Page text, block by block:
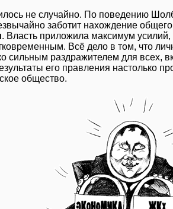
не случайно. По поведению
заботит нахождение
. Власть приложила максимум
Всё дело в том, что
сильным раздражителем для всех,
его правления настолько
общество.